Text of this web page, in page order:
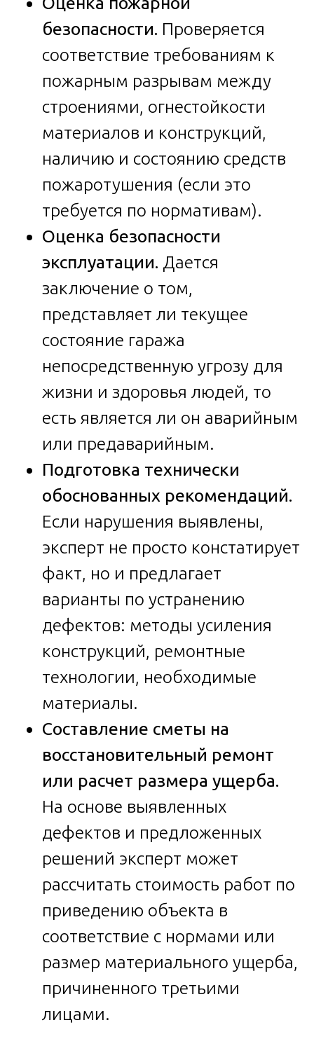
безопасности. Проверяется
соответствие требованиям к
пожарным разрывам между
строениями, огнестойкости
материалов и конструкций,
наличию и состоянию средств
пожаротушения (если это
требуется по нормативам).
Оценка безопасности
эксплуатации. Дается
заключение о том,
представляет ли текущее
состояние гаража
непосредственную угрозу для
жизни и здоровья людей, то
есть является ли он аварийным
или предаварийным.
Подготовка технически
обоснованных рекомендаций.
Если нарушения выявлены,
эксперт не просто констатирует
факт, но и предлагает
варианты по устранению
дефектов: методы усиления
конструкций, ремонтные
технологии, необходимые
материалы.
Составление сметы на
восстановительный ремонт
или расчет размера ущерба.
На основе выявленных
дефектов и предложенных
решений эксперт может
рассчитать стоимость работ по
приведению объекта в
соответствие с нормами или
размер материального ущерба,
причиненного третьими
лицами.